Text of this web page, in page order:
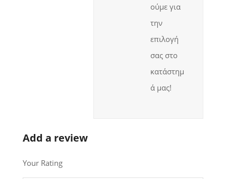
ούμε για
την
επιλογή
σας στο
κατάστημ
ά μας!
Add a review
Your Rating